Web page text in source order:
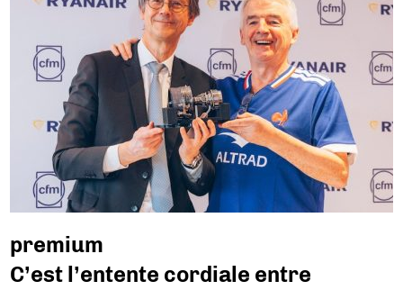
premium
C’est l’entente cordiale entre